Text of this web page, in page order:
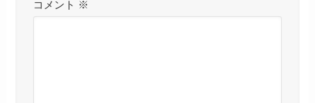
コメント ※